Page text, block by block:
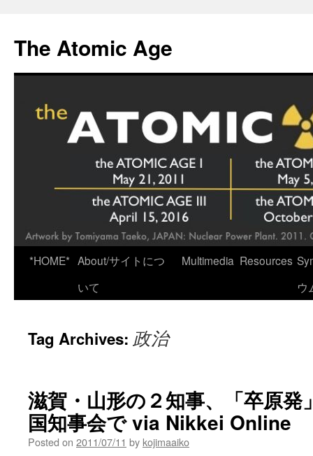
content
The Atomic Age
*HOME* About/サイトにつ
いて
Multimedia Resources
ウ
Tag Archives: 政治
滋賀・山形の２知事、「卒原
国知事会で via Nikkei Online
Posted on 2011/07/11 by kojimaaiko